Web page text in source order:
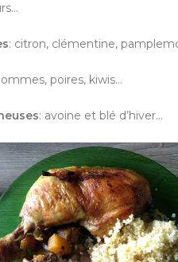
: citron, clémentine,
poires, kiwis…
: avoine et blé d’hiver…